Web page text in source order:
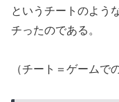
というチートのよう
チったのである。
（チート＝ゲームで